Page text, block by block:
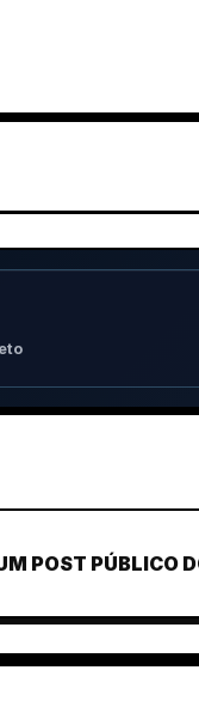
POST PÚBLICO